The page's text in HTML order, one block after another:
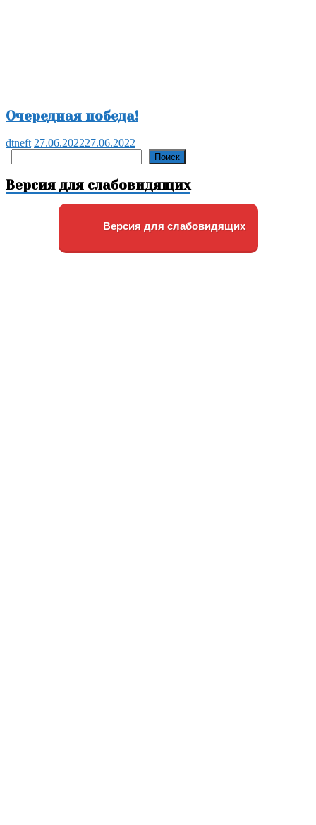
Очередная победа!
dtneft 27.06.202227.06.2022
Поиск
Версия для слабовидящих
Версия для слабовидящих